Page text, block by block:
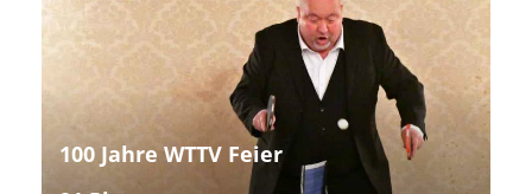
100 Jahre WTTV Feier